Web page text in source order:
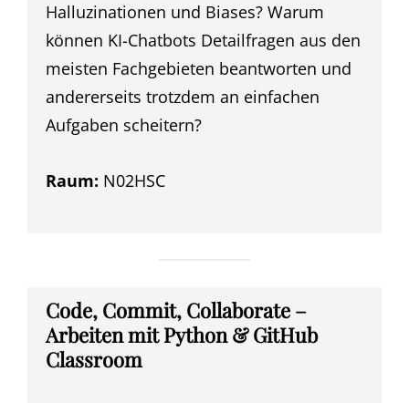
Halluzinationen und Biases? Warum
können KI-Chatbots Detailfragen aus den
meisten Fachgebieten beantworten und
andererseits trotzdem an einfachen
Aufgaben scheitern?
Raum: N02HSC
Code, Commit, Collaborate –
Arbeiten mit Python & GitHub
Classroom